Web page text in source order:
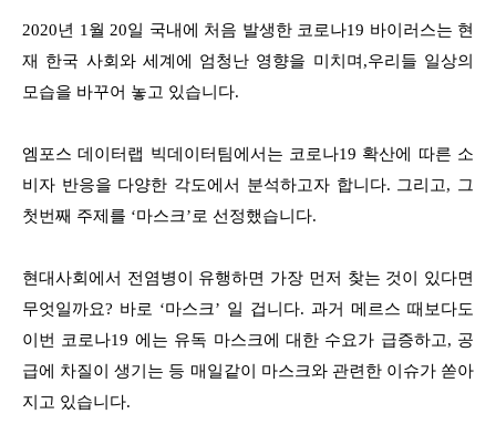
2020년 1월 20일 국내에 처음 발생한 코로나19 바이러스는 현
재 한국 사회와 세계에 엄청난 영향을 미치며,우리들 일상의
모습을 바꾸어 놓고 있습니다.
엠포스 데이터랩 빅데이터팀에서는 코로나19 확산에 따른 소
비자 반응을 다양한 각도에서 분석하고자 합니다. 그리고, 그
첫번째 주제를 ‘마스크’로 선정했습니다.
현대사회에서 전염병이 유행하면 가장 먼저 찾는 것이 있다면
무엇일까요? 바로 ‘마스크’ 일 겁니다. 과거 메르스 때보다도
이번 코로나19 에는 유독 마스크에 대한 수요가 급증하고, 공
급에 차질이 생기는 등 매일같이 마스크와 관련한 이슈가 쏟아
지고 있습니다.